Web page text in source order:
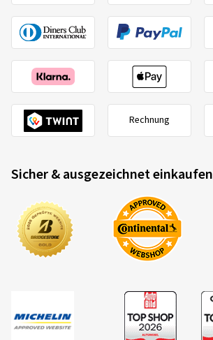
Rechnung
Sicher & ausgezeichnet einkaufen